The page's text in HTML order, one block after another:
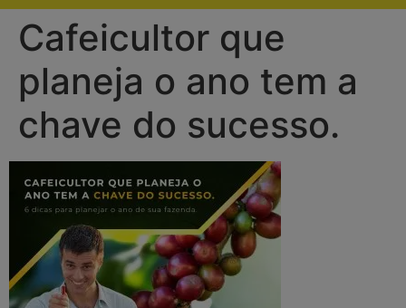
Cafeicultor que
planeja o ano tem a
chave do sucesso.